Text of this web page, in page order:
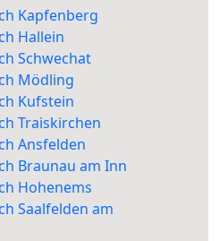
Kapfenberg
Hallein
Schwechat
Mödling
Kufstein
Traiskirchen
Ansfelden
Braunau am Inn
Hohenems
Saalfelden am